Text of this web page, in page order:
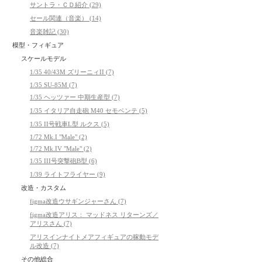
サントラ・ＣＤ紹介 (29)
セール関連（音楽） (14)
音楽雑記 (30)
模型・フィギュア
スケールモデル
1/35 40/43M ズリーニィII (7)
1/35 SU-85M (7)
1/35 ヘッツァー 中期生産型 (7)
1/35 イタリア自走砲 M40 セモベンテ (5)
1/35 II号戦車L型 ルクス (5)
1/72 Mk.I "Male" (2)
1/72 Mk.IV "Male" (2)
1/35 III号突撃砲B型 (6)
1/39 ライトフライヤー (9)
改造・カスタム
figma改造ウサギンジャーさん (7)
figma改造アリス： マッドネス リターンズ／
アリスさん (7)
アリスインナイトメアフィギュアの稼動モデ
ル改造 (7)
その他総合